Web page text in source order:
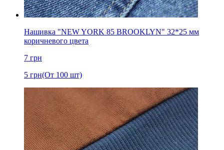
Нашивка "NEW YORK 85 BROOKLYN" 32*25 мм
коричневого цвета
7 грн
5 грн(От 100 шт)